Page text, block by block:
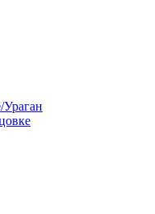
Ураган